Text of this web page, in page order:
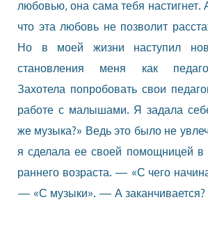
любовью, она сама тебя настигнет.
что эта любовь не позволит
Но в моей жизни наступил
становления меня как
Захотела попробовать свои
работе с малышами. Я задала
же музыка?» Ведь это было не
я сделала ее своей помощницей в
раннего возраста. — «С чего
— «С музыки». — А